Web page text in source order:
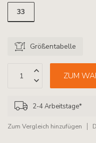
33
Größentabelle
ZUM
2-4 Arbeitstage*
Zum Vergleich hinzufügen